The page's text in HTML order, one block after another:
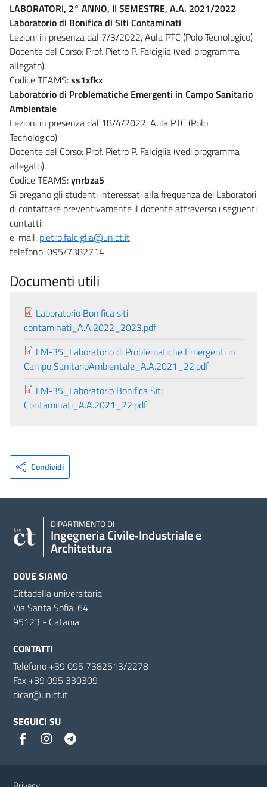
LABORATORI, 2° ANNO, II SEMESTRE, A.A. 2021/2022
Laboratorio di Bonifica di Siti Contaminati
Lezioni in presenza dal 7/3/2022, Aula PTC (Polo Tecnologico)
Docente del Corso: Prof. Pietro P. Falciglia (vedi programma
allegato).
Codice TEAMS:ss1xfkx
Laboratorio di Problematiche Emergenti in Campo Sanitario
Ambientale
Lezioni in presenza dal 18/4/2022, Aula PTC (Polo
Tecnologico)
Docente del Corso: Prof. Pietro P. Falciglia (vedi programma
allegato).
Codice TEAMS:ynrbza5
Si pregano gli studenti interessati alla frequenza dei Laboratori
di contattare preventivamente il docente attraverso i seguenti
contatti:
e-mail: pietro.falciglia@unict.it
telefono: 095/7382714
Documenti utili
Laboratorio Bonifica siti
contaminati_A.A.2022_2023.pdf
LM-35_Laboratorio di Problematiche Emergenti in
Campo SanitarioAmbientale_A.A.2021_22.pdf
LM-35_Laboratorio Bonifica Siti
Contaminati_A.A.2021_22.pdf
Condividi
DIPARTIMENTO DI
Ingegneria Civile‑Industriale e
Architettura
DOVE SIAMO
Cittadella universitaria
Via Santa Sofia, 64
95123 - Catania
CONTATTI
Telefono +39 095 7382513/2278
Fax +39 095 330309
dicar@unict.it
SEGUICI SU